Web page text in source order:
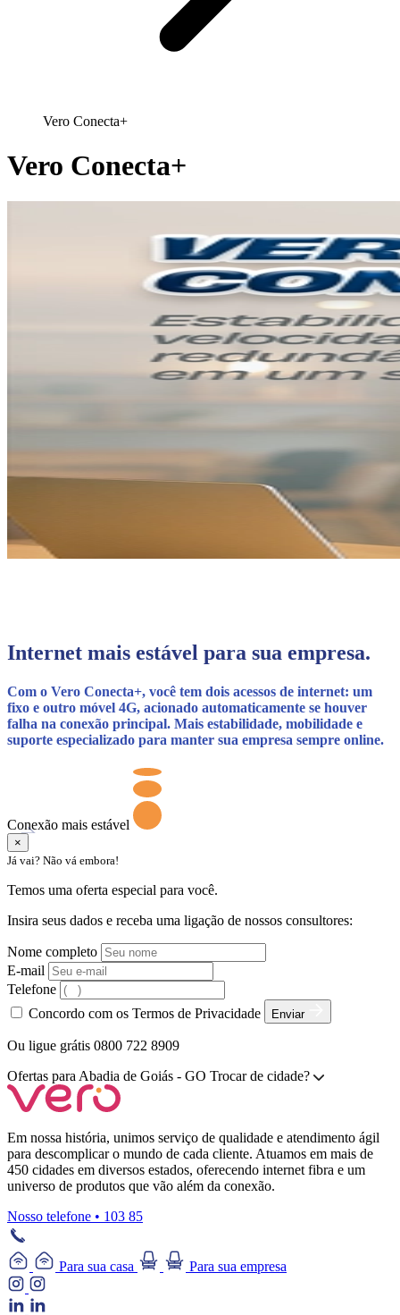
Vero Conecta+
Vero Conecta+
Internet mais estável para sua empresa.
Com o Vero Conecta+, você tem dois acessos de internet: um
fixo e outro móvel 4G, acionado automaticamente se houver
falha na conexão principal. Mais estabilidade, mobilidade e
suporte especializado para manter sua empresa sempre online.
Conexão mais estável
Redundância inclusa com o acionamento automático do
×
Já vai? Não vá embora!
Temos uma oferta especial para você.
Insira seus dados e receba uma ligação de nossos consultores:
Nome completo
E-mail
Telefone
Concordo com os Termos de Privacidade
Enviar
Ou ligue grátis 0800 722 8909
Ofertas para Abadia de Goiás - GO Trocar de cidade?
Em nossa história, unimos serviço de qualidade e atendimento ágil
para descomplicar o mundo de cada cliente. Atuamos em mais de
450 cidades em diversos estados, oferecendo internet fibra e um
universo de produtos que vão além da conexão.
Nosso telefone • 103 85
Para sua casa Para sua empresa